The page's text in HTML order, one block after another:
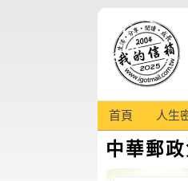
首頁 人生
中華郵